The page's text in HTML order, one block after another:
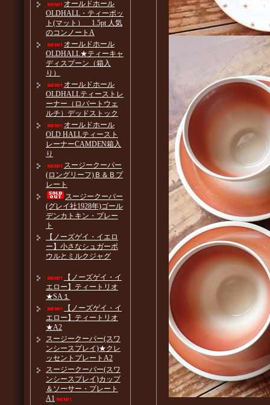
オールドホール
OLDHALL・ティーポッ
ト(マット） 1.5pt 人気
のコンノートA
オールドホール
OLDHALL★ティーキャ
ディスプーン（箱入
り）
オールドホール
OLDHALLティーストレ
ーナー（ロバートウェ
ルチ）デッドストック
オールドホール
OLD HALLティースト
レーナーCAMDEN箱入
り
スージークーパー
(ロングリーフ)Ｂ＆Ｂプ
レート
スージークーパー
(グレイ社1928年)ゴール
デンカトキン・プレー
ト
【ノーズゲイ・イエロ
ー】小さなシュガーボ
ウルとミルクジャグ
【ノーズゲイ・イ
エロー】ティートリオ
★SA１
【ノーズゲイ・イ
エロー】ティートリオ
★A2
スージークーパー(スワ
ンシースプレイ)★クレ
ッセントプレートA2
スージークーパー(スワ
ンシースプレイ)カップ
＆ソーサー・プレート
A1